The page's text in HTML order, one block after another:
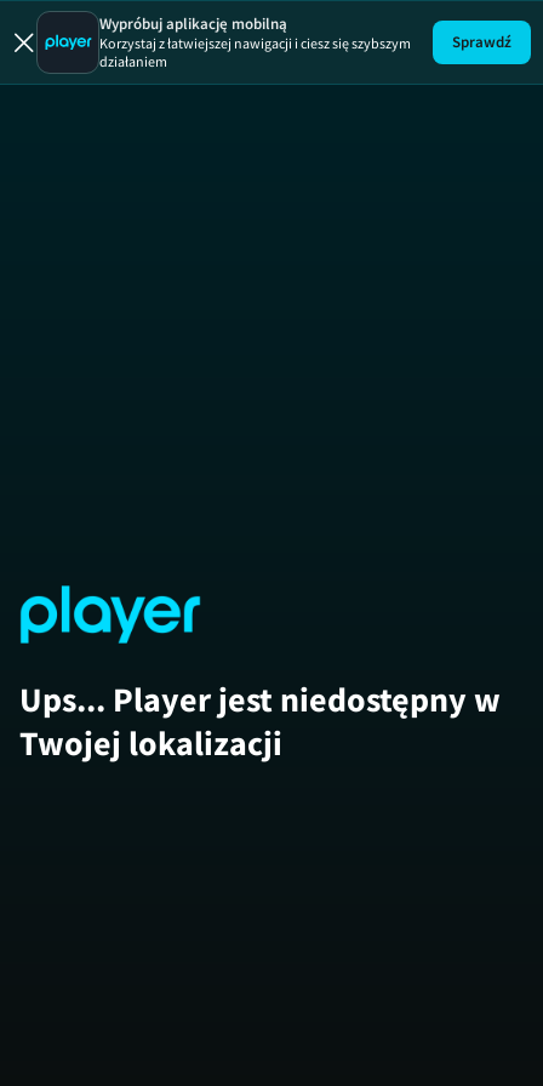
Wypróbuj aplikację mobilną
Korzystaj z łatwiejszej nawigacji i ciesz się szybszym
działaniem
Sprawdź
Ups... Player jest niedostępny w
Twojej lokalizacji